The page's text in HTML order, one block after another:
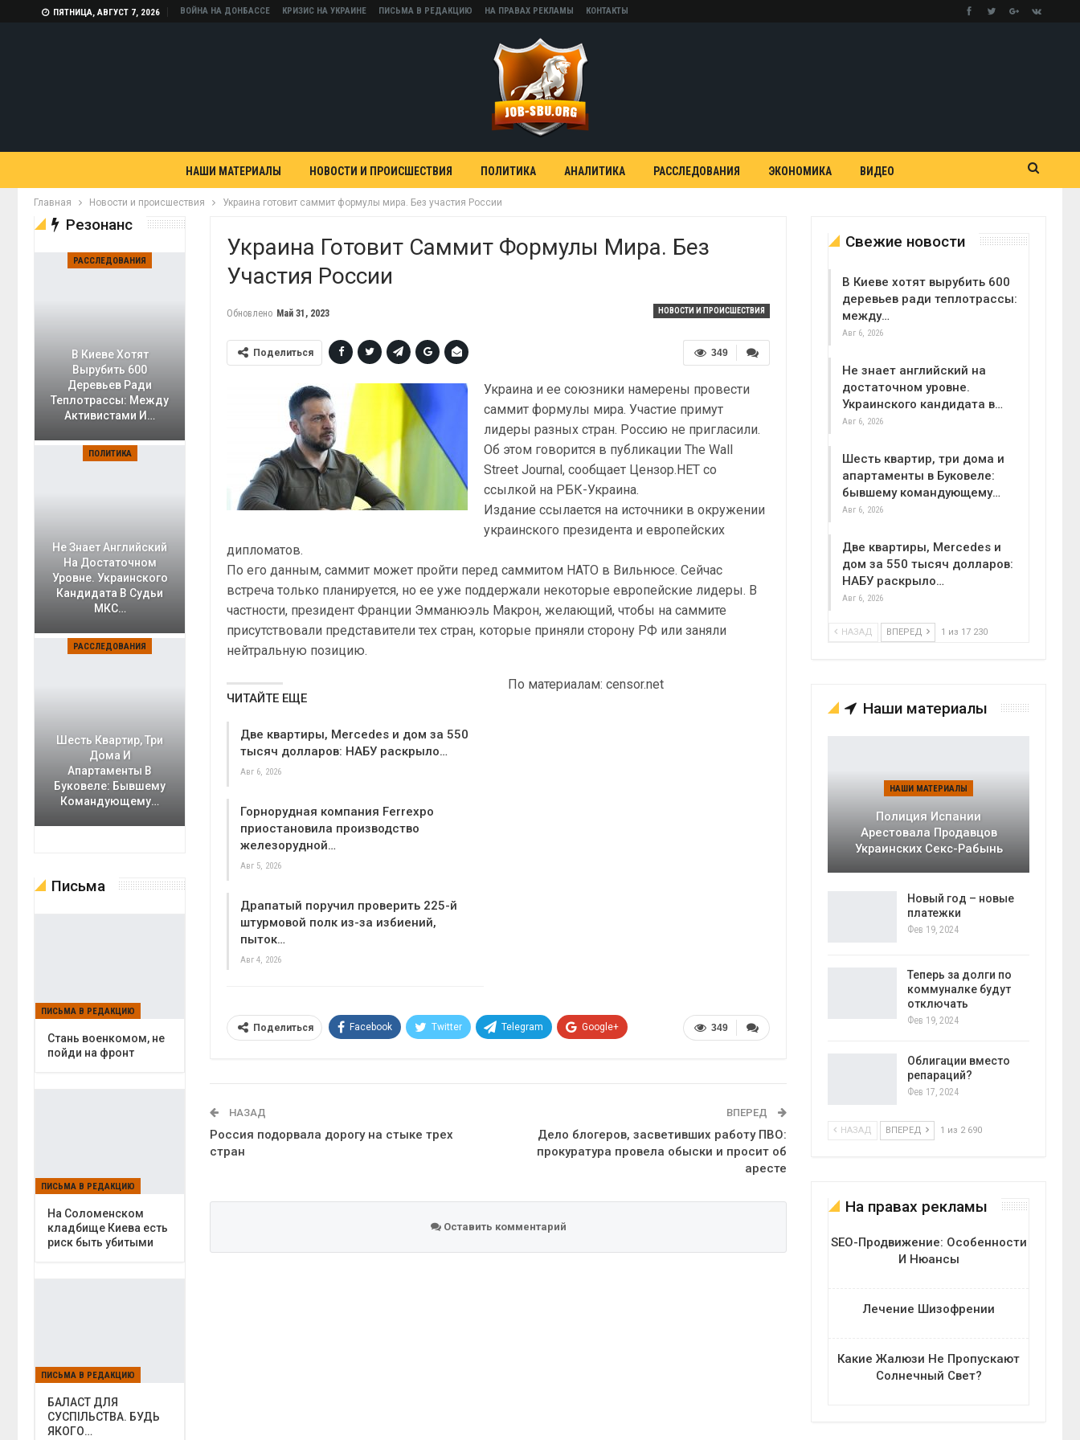
ПЯТНИЦА, АВГУСТ 7, 2026 ВОЙНА НА ДОНБАССЕ КРИЗИС НА УКРАИНЕ ПИСЬМА В РЕДАКЦИЮ НА ПРАВАХ РЕКЛАМЫ КОНТАКТЫ
НАШИ МАТЕРИАЛЫ НОВОСТИ И ПРОИСШЕСТВИЯ ПОЛИТИКА АНАЛИТИКА РАССЛЕДОВАНИЯ ЭКОНОМИКА ВИДЕО
Главная Новости и происшествия Украина готовит саммит формулы мира. Без участия России
Украина Готовит Саммит Формулы Мира. Без
Участия России
НОВОСТИ И ПРОИСШЕСТВИЯ
Обновлено Май 31, 2023
349
Поделиться
Украина и ее союзники намерены провести
саммит формулы мира. Участие примут
лидеры разных стран. Россию не пригласили.
Об этом говорится в публикации The Wall
Street Journal, сообщает Цензор.НЕТ со
ссылкой на РБК-Украина.
Издание ссылается на источники в окружении
украинского президента и европейских
дипломатов.
По его данным, саммит может пройти перед саммитом НАТО в Вильнюсе. Сейчас
встреча только планируется, но ее уже поддержали некоторые европейские лидеры. В
частности, президент Франции Эмманюэль Макрон, желающий, чтобы на саммите
присутствовали представители тех стран, которые приняли сторону РФ или заняли
нейтральную позицию.
ЧИТАЙТЕ ЕЩЕ
Две квартиры, Mercedes и дом за 550
тысяч долларов: НАБУ раскрыло…
Авг 6, 2026
Горнорудная компания Ferrexpo
приостановила производство
железорудной…
Авг 5, 2026
Драпатый поручил проверить 225-й
штурмовой полк из-за избиений,
пыток…
Авг 4, 2026
По материалам: censor.net
349
Поделиться Facebook Twitter Telegram Google+
НАЗАД
Россия подорвала дорогу на стыке трех
стран
ВПЕРЕД
Дело блогеров, засветивших работу ПВО:
прокуратура провела обыски и просит об
аресте
Оставить комментарий
Свежие новости
В Киеве хотят вырубить 600
деревьев ради теплотрассы:
между…
Авг 6, 2026
Не знает английский на
достаточном уровне.
Украинского кандидата в…
Авг 6, 2026
Шесть квартир, три дома и
апартаменты в Буковеле:
бывшему командующему…
Авг 6, 2026
Две квартиры, Mercedes и
дом за 550 тысяч долларов:
НАБУ раскрыло…
Авг 6, 2026
НАЗАД ВПЕРЕД 1 из 17 230
Наши материалы
НАШИ МАТЕРИАЛЫ
Полиция Испании
Арестовала Продавцов
Украинских Секс-Рабынь
Новый год – новые
платежки
Фев 19, 2024
Теперь за долги по
коммуналке будут
отключать
Фев 19, 2024
Облигации вместо
репараций?
Фев 17, 2024
НАЗАД ВПЕРЕД 1 из 2 690
На правах рекламы
SEO-Продвижение: Особенности
И Нюансы
Лечение Шизофрении
Какие Жалюзи Не Пропускают
Солнечный Свет?
Резонанс
РАССЛЕДОВАНИЯ
В Киеве Хотят
Вырубить 600
Деревьев Ради
Теплотрассы: Между
Активистами И…
ПОЛИТИКА
Не Знает Английский
На Достаточном
Уровне. Украинского
Кандидата В Судьи
МКС…
РАССЛЕДОВАНИЯ
Шесть Квартир, Три
Дома И
Апартаменты В
Буковеле: Бывшему
Командующему…
Письма
ПИСЬМА В РЕДАКЦИЮ
Cтань военкомом, не
пойди на фронт
ПИСЬМА В РЕДАКЦИЮ
На Соломенском
кладбище Киева есть
риск быть убитыми
ПИСЬМА В РЕДАКЦИЮ
БАЛАСТ ДЛЯ
СУСПІЛЬСТВА. БУДЬ
ЯКОГО…